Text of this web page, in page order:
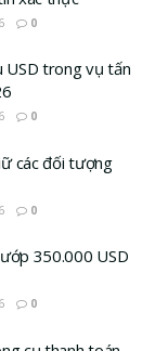
0
trong vụ tấn
0
các đối tượng
0
350.000 USD
0